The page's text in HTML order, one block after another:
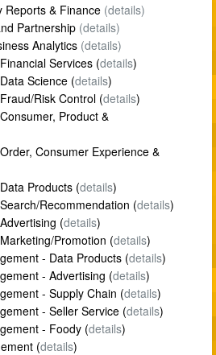
Reports & Finance (details)
Partnership (details)
Analytics (details)
Services (details)
Science (details)
Risk Control (details)
Product &
Consumer Experience &
Products (details)
Recommendation (details)
(details)
Promotion (details)
- Data Products (details)
- Advertising (details)
- Supply Chain (details)
- Seller Service (details)
- Foody (details)
(details)